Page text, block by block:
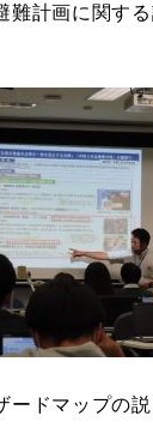
難計画に関す
ードマップの